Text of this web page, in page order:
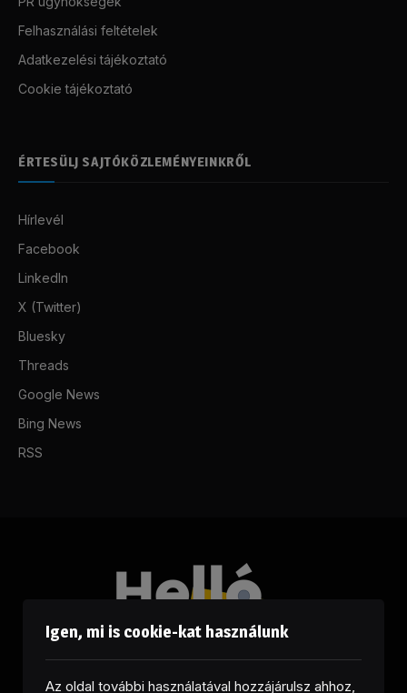
Felhasználási feltételek
Adatkezelési tájékoztató
Cookie tájékoztató
ÉRTESÜLJ SAJTÓKÖZLEMÉNYEINKRŐL
Hírlevél
Facebook
LinkedIn
X (Twitter)
Bluesky
Threads
Google News
Bing News
RSS
Igen, mi is cookie-kat használunk
Az oldal további használatával hozzájárulsz ahhoz,